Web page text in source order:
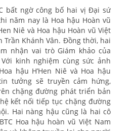
bất ngờ công bố hai vị Đại sứ
năm nay là Hoa hậu Hoàn vũ
Niê và Hoa hậu Hoàn vũ Việt
Trần Khánh Vân. Đồng thời, hai
nhận vai trò Giám khảo của
kinh nghiệm cùng sức ảnh
hậu H’Hen Niê và Hoa hậu
tưởng sẽ truyền cảm hứng,
chặng đường phát triển bản
kết nối tiếp tục chặng đường
Hai nàng hậu cũng là hai cô
Hoa hậu hoàn vũ Việt Nam